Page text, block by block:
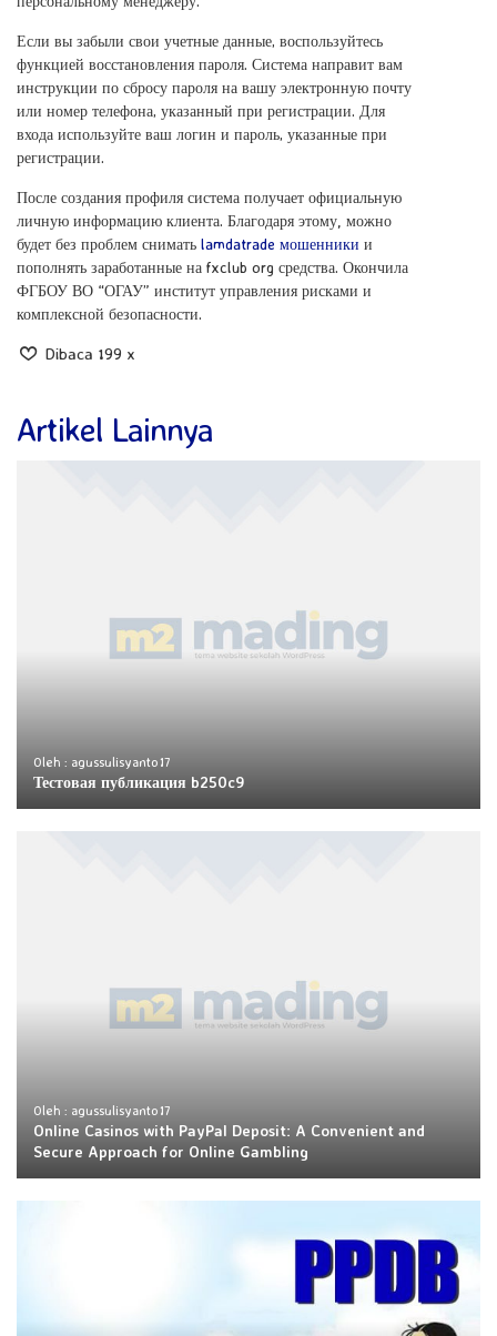
Если вы забыли свои учетные данные‚ воспользуйтесь
функцией восстановления пароля. Система направит вам
инструкции по сбросу пароля на вашу электронную почту
или номер телефона‚ указанный при регистрации. Для
входа используйте ваш логин и пароль‚ указанные при
регистрации.
После создания профиля система получает официальную
личную информацию клиента. Благодаря этому, можно
будет без проблем снимать lamdatrade мошенники и
пополнять заработанные на fxclub org средства. Окончила
ФГБОУ ВО “ОГАУ” институт управления рисками и
комплексной безопасности.
Dibaca 199 x
Artikel Lainnya
Oleh : agussulisyanto17
Тестовая публикация b250c9
Oleh : agussulisyanto17
Online Casinos with PayPal Deposit: A Convenient and
Secure Approach for Online Gambling